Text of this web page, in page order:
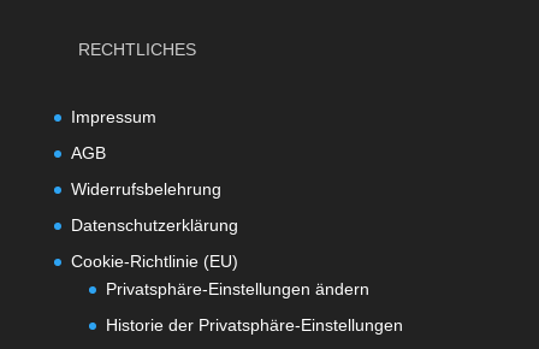
RECHTLICHES
Impressum
AGB
Widerrufsbelehrung
Datenschutzerklärung
Cookie-Richtlinie (EU)
Privatsphäre-Einstellungen ändern
Historie der Privatsphäre-Einstellungen